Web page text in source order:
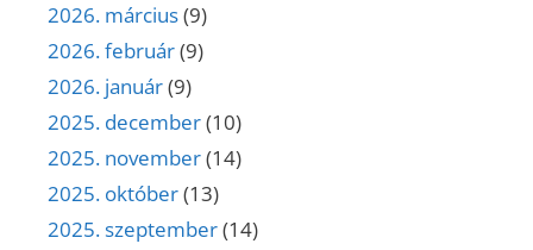
2026. március(9)
2026. február(9)
2026. január(9)
2025. december(10)
2025. november(14)
2025. október(13)
2025. szeptember(14)